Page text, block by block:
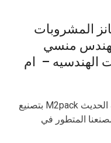
المشروبات
منسي
الهندسيه – ام
تقوم شركة المهندس منسي للتغليف الحديث M2pack بتصنيع
المتطور في